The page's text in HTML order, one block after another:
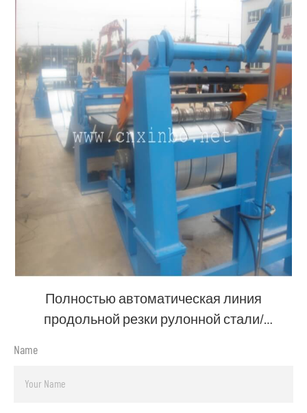
Полностью автоматическая линия
продольной резки рулонной стали/
Name